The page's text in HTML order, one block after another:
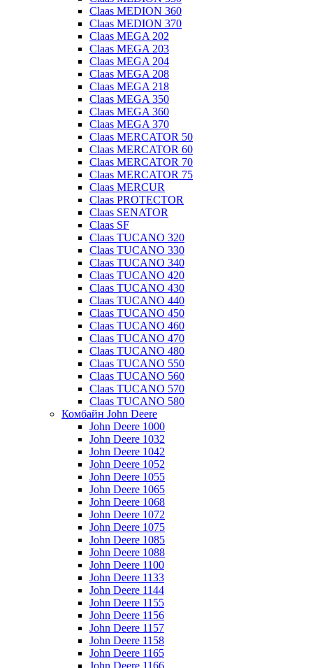
Claas MEDION 360
Claas MEDION 370
Claas MEGA 202
Claas MEGA 203
Claas MEGA 204
Claas MEGA 208
Claas MEGA 218
Claas MEGA 350
Claas MEGA 360
Claas MEGA 370
Claas MERCATOR 50
Claas MERCATOR 60
Claas MERCATOR 70
Claas MERCATOR 75
Claas MERCUR
Claas PROTECTOR
Claas SENATOR
Claas SF
Claas TUCANO 320
Claas TUCANO 330
Claas TUCANO 340
Claas TUCANO 420
Claas TUCANO 430
Claas TUCANO 440
Claas TUCANO 450
Claas TUCANO 460
Claas TUCANO 470
Claas TUCANO 480
Claas TUCANO 550
Claas TUCANO 560
Claas TUCANO 570
Claas TUCANO 580
Комбайн John Deere
John Deere 1000
John Deere 1032
John Deere 1042
John Deere 1052
John Deere 1055
John Deere 1065
John Deere 1068
John Deere 1072
John Deere 1075
John Deere 1085
John Deere 1088
John Deere 1100
John Deere 1133
John Deere 1144
John Deere 1155
John Deere 1156
John Deere 1157
John Deere 1158
John Deere 1165
John Deere 1166